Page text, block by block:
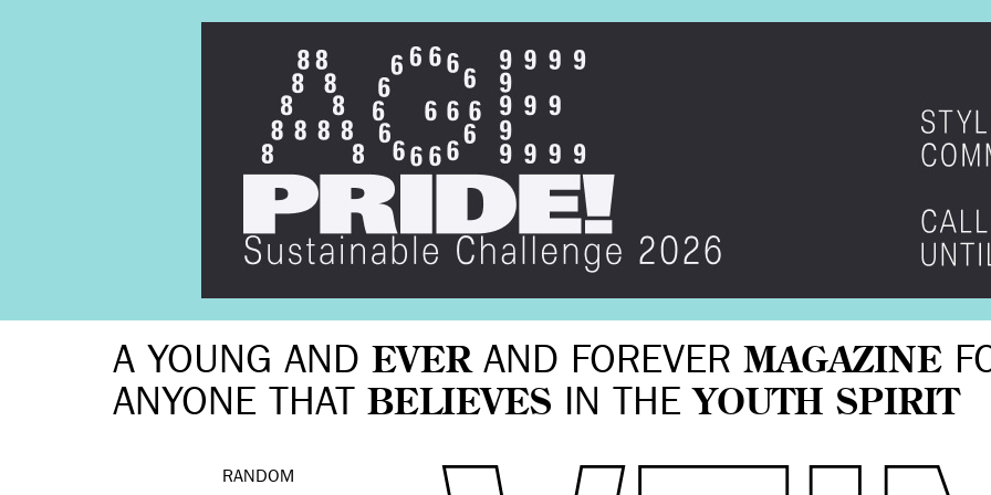
A YOUNG AND EVERAND FOREVER MAGAZINE
ANYONE THAT BELIEVES IN THE YOUTH SPIRIT
RANDOM